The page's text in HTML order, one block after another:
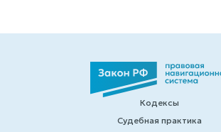
Кодексы
Судебная практика